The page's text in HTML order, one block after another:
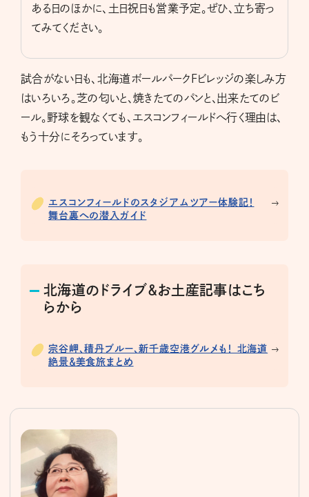
ある日のほかに、土日祝日も営業予定。ぜひ、立ち寄っ
てみてください。
試合がない日も、北海道ボールパークFビレッジの楽しみ方
はいろいろ。芝の匂いと、焼きたてのパンと、出来たてのビ
ール。野球を観なくても、エスコンフィールドへ行く理由は、
もう十分にそろっています。
エスコンフィールドのスタジアムツアー体験記！
舞台裏への潜入ガイド
北海道のドライブ＆お土産記事はこち
らから
宗谷岬、積丹ブルー、新千歳空港グルメも！ 北海道
絶景＆美食旅まとめ